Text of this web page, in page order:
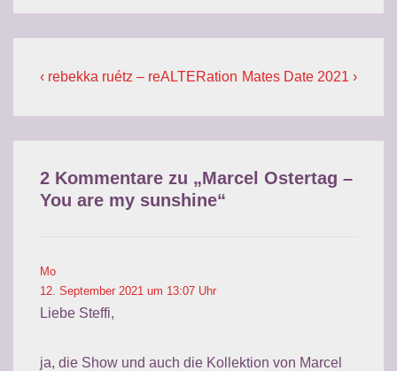
Beitragsnavigation
Previous
‹ rebekka ruétz – reALTERation Next
Mates Date 2021 ›
2 Kommentare zu „Marcel Ostertag –
You are my sunshine“
Mo
12. September 2021 um 13:07 Uhr
Liebe Steffi,
ja, die Show und auch die Kollektion von Marcel